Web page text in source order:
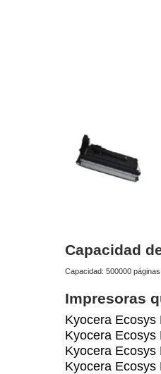
Capacidad
Capacidad: 500000
Impresoras
Kyocera Ecosys
Kyocera Ecosys
Kyocera Ecosys
Kyocera Ecosys